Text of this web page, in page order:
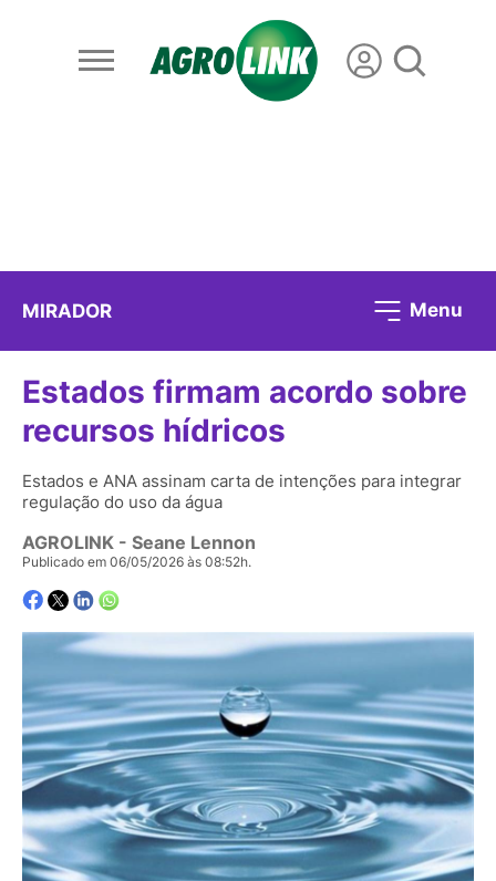
MIRADOR Menu
Estados firmam acordo sobre
recursos hídricos
Estados e ANA assinam carta de intenções para integrar
regulação do uso da água
AGROLINK - Seane Lennon
Publicado em 06/05/2026 às 08:52h.